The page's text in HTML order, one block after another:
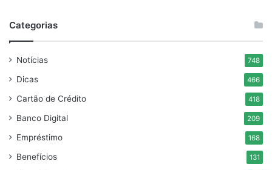
Categorias
Notícias 748
Dicas 466
Cartão de Crédito 418
Banco Digital 209
Empréstimo 168
Benefícios 131